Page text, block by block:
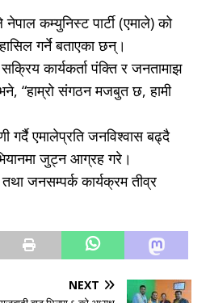
कम्युनिस्ट पार्टी (एमाले) को
गर्ने बताएका छन्।
कार्यकर्ता पंक्ति र जनतामाझ
“हाम्रो संगठन मजबुत छ, हामी
गर्दै एमालेप्रति जनविश्वास बढ्दै
जुट्न आग्रह गरे।
जनसम्पर्क कार्यक्रम तीव्र
NEXT